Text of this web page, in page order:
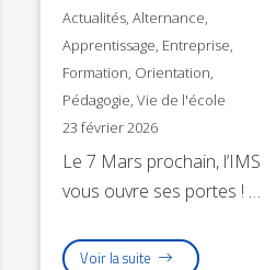
Actualités, Alternance,
Apprentissage, Entreprise,
Formation, Orientation,
Pédagogie, Vie de l'école
23 février 2026
Le 7 Mars prochain, l’IMS
vous ouvre ses portes ! …
Voir la suite